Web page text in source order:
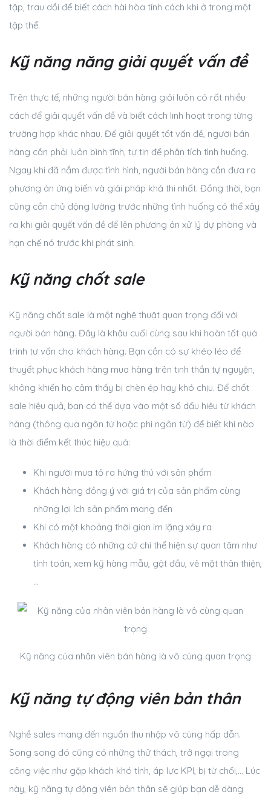
tập, trau dồi để biết cách hài hòa tính cách khi ở trong một
tập thể.
Kỹ năng năng giải quyết vấn đề
Trên thực tế, những người bán hàng giỏi luôn có rất nhiều
cách để giải quyết vấn đề và biết cách linh hoạt trong từng
trường hợp khác nhau. Để giải quyết tốt vấn đề, người bán
hàng cần phải luôn bình tĩnh, tự tin để phân tích tình huống.
Ngay khi đã nắm được tình hình, người bán hàng cần đưa ra
phương án ứng biến và giải pháp khả thi nhất. Đồng thời, bạn
cũng cần chủ động lường trước những tình huống có thể xảy
ra khi giải quyết vấn đề để lên phương án xử lý dự phòng và
hạn chế nó trước khi phát sinh.
Kỹ năng chốt sale
Kỹ năng chốt sale là một nghệ thuật quan trọng đối với
người bán hàng. Đây là khâu cuối cùng sau khi hoàn tất quá
trình tư vấn cho khách hàng. Bạn cần có sự khéo léo để
thuyết phục khách hàng mua hàng trên tinh thần tự nguyện,
không khiến họ cảm thấy bị chèn ép hay khó chịu. Để chốt
sale hiệu quả, bạn có thể dựa vào một số dấu hiệu từ khách
hàng (thông qua ngôn từ hoặc phi ngôn từ) để biết khi nào
là thời điểm kết thúc hiệu quả:
Khi người mua tỏ ra hứng thú với sản phẩm
Khách hàng đồng ý với giá trị của sản phẩm cùng
những lợi ích sản phẩm mang đến
Khi có một khoảng thời gian im lặng xảy ra
Khách hàng có những cử chỉ thể hiện sự quan tâm như
tính toán, xem kỹ hàng mẫu, gật đầu, vẻ mặt thân thiện,
…
Kỹ năng của nhân viên bán hàng là vô cùng quan trọng
Kỹ năng tự động viên bản thân
Nghề sales mang đến nguồn thu nhập vô cùng hấp dẫn.
Song song đó cũng có những thử thách, trở ngại trong
công việc như gặp khách khó tính, áp lực KPI, bị từ chối,… Lúc
này, kỹ năng tự động viên bản thân sẽ giúp bạn dễ dàng